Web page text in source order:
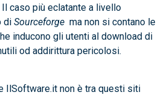
caso più eclatante a livello
di Sourceforge ma non si contano le
inducono gli utenti al download di
od addirittura pericolosi.
IlSoftware.it non è tra questi siti